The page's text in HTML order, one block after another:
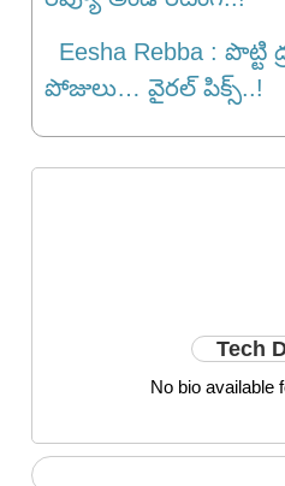
Eesha Rebba :
పోజులు… వైర‌ల్ పిక్స్‌..!
Tech
No bio available